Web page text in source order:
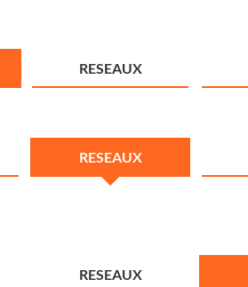
RESEAUX
RESEAUX
RESEAUX